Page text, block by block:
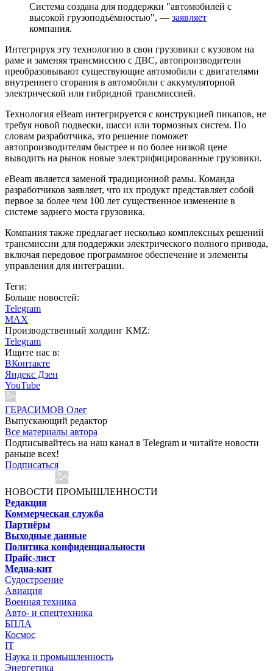
Система создана для поддержки "автомобилей с
высокой грузоподъёмностью", — заявляет
компания.
Интегрируя эту технологию в свои грузовики с кузовом на
раме и заменяя трансмиссию с ДВС, автопроизводители
преобразовывают существующие автомобили с двигателями
внутреннего сгорания в автомобили с аккумуляторной
электрической или гибридной трансмиссией.
Технология eBeam интегрируется с конструкцией пикапов, не
требуя новой подвески, шасси или тормозных систем. По
словам разработчика, это решение поможет
автопроизводителям быстрее и по более низкой цене
выводить на рынок новые электрифицированные грузовики.
eBeam является заменой традиционной рамы. Команда
разработчиков заявляет, что их продукт представляет собой
первое за более чем 100 лет существенное изменение в
системе заднего моста грузовика.
Компания также предлагает несколько комплексных решений
трансмиссии для поддержки электрического полного привода,
включая передовое программное обеспечение и элементы
управления для интеграции.
Теги:
Больше новостей:
Telegram
MAX
Производственный холдинг KMZ:
Telegram
Ищите нас в:
ВКонтакте
Яндекс Дзен
YouTube
ГЕРАСИМОВ Олег
Выпускающий редактор
Все материалы автора
Подписывайтесь на наш канал в Telegram и читайте новости
раньше всех!
Подписаться
НОВОСТИ ПРОМЫШЛЕННОСТИ
Редакция
Коммерческая служба
Партнёры
Выходные данные
Политика конфиденциальности
Прайс-лист
Медиа-кит
Судостроение
Авиация
Военная техника
Авто- и спецтехника
БПЛА
Космос
IT
Наука и промышленность
Энергетика